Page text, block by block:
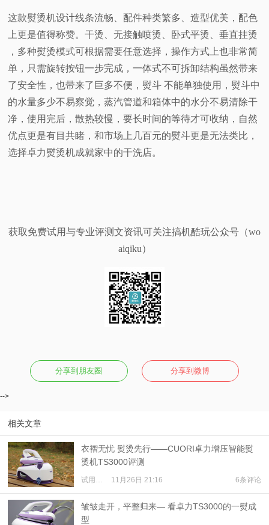
这款熨烫机设计线条流畅、配件种类繁多、造型优美，配色
上更是值得称赞。干烫、无接触喷烫、卧式平烫、垂直挂烫
，多种熨烫模式可根据需要任意选择，操作方式上也非常简
单，只需旋转按钮一步完成，一体式不可拆卸结构虽然带来
了安全性，也带来了巨多不便，熨斗 不能单独使用，熨斗中
的水量多少不易察觉，蒸汽管道和箱体中的水分不易清除干
净，使用完后，散热较慢，要长时间的等待才可收纳，自然
优点更是有目共睹，和市场上几百元的熨斗更是无法类比，
选择卓力熨烫机成就家中的干洗店。
获取免费试用与专业评测文资讯可关注搞机酷玩公众号（wo
aiqiku）
分享到朋友圈 分享到微博
-->
相关文章
衣褶无忧 熨烫先行——CUORI卓力增压智能熨
烫机TS3000评测
11月26日 21:16 6条评论
皱皱走开，平整归来— 看卓力TS3000的一熨成
型